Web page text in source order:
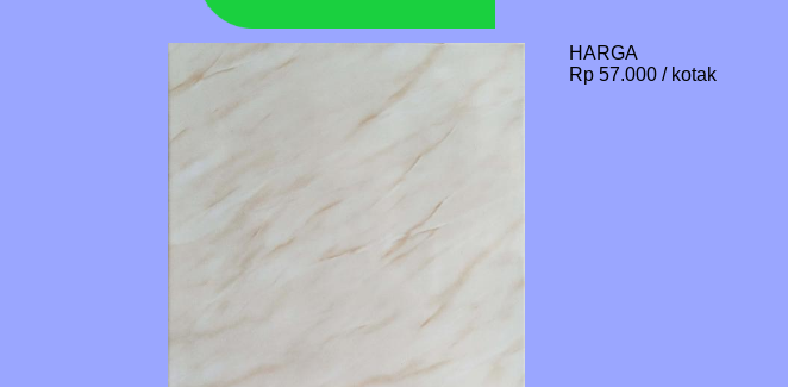
HARGA
Rp 57.000 / kotak